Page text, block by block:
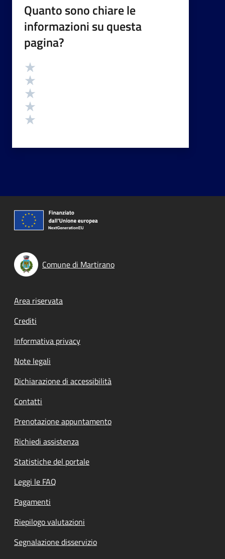
Quanto sono chiare le
informazioni su questa
pagina?
Valutazione
Comune di Martirano
Footer menu
Area riservata
Crediti
Informativa privacy
Note legali
Dichiarazione di accessibilità
Contatti
Prenotazione appuntamento
Richiedi assistenza
Statistiche del portale
Leggi le FAQ
Pagamenti
Riepilogo valutazioni
Segnalazione disservizio